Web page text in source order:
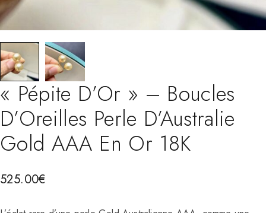
« Pépite D’Or » – Boucles
D’Oreilles Perle D’Australie
Gold AAA En Or 18K
525.00€